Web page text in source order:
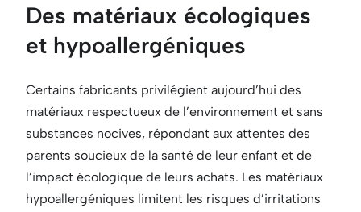
Des matériaux écologiques
et hypoallergéniques
Certains fabricants privilégient aujourd’hui des
matériaux respectueux de l’environnement et sans
substances nocives, répondant aux attentes des
parents soucieux de la santé de leur enfant et de
l’impact écologique de leurs achats. Les matériaux
hypoallergéniques limitent les risques d’irritations